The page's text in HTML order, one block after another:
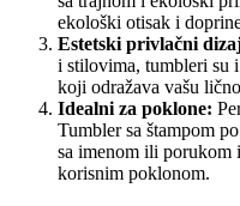
ekološki otisak i
Estetski privlačni
i stilovima, tumbleri su
koji odražava vašu
Idealni za poklone:
Tumbler sa štampom
sa imenom ili porukom
korisnim poklonom.